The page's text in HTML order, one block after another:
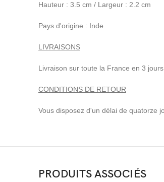
Hauteur : 3.5 cm / Largeur : 2.2 cm
Pays d'origine : Inde
LIVRAISONS
Livraison sur toute la France en 3
CONDITIONS DE RETOUR
Vous disposez d'un délai de quatorze
PRODUITS ASSOCIÉS